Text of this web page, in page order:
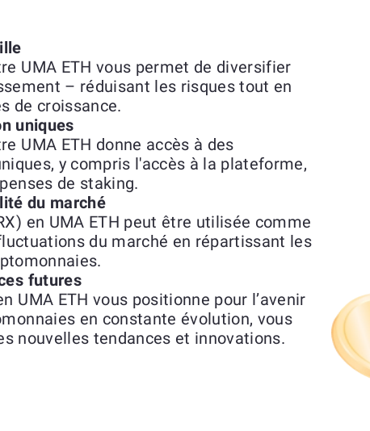
UMA ETH vous permet de diversifier
– réduisant les risques tout en
de croissance.
uniques
UMA ETH donne accès à des
y compris l'accès à la plateforme,
de staking.
du marché
en UMA ETH peut être utilisée comme
du marché en répartissant les
futures
UMA ETH vous positionne pour l’avenir
en constante évolution, vous
nouvelles tendances et innovations.